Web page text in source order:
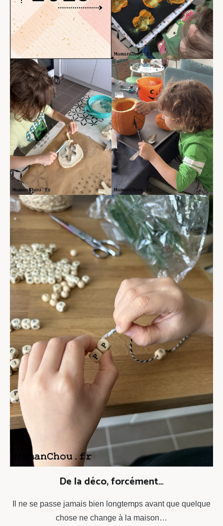
De la déco, forcément…
Il ne se passe jamais bien longtemps avant que quelque
chose ne change à la maison…